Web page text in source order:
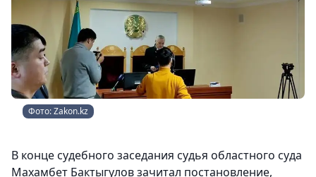
Фото: Zakon.kz
В конце судебного заседания судья областного суда
Махамбет Бактыгулов зачитал постановление,